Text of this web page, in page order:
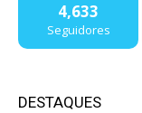
4,633
Seguidores
DESTAQUES